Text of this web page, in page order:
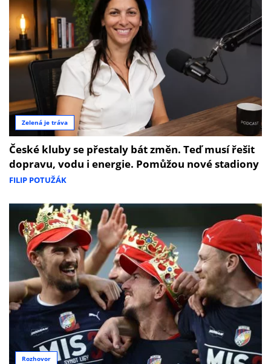
Zelená je tráva
České kluby se přestaly bát změn. Teď musí řešit
dopravu, vodu i energie. Pomůžou nové stadiony
FILIP POTUŽÁK
Rozhovor